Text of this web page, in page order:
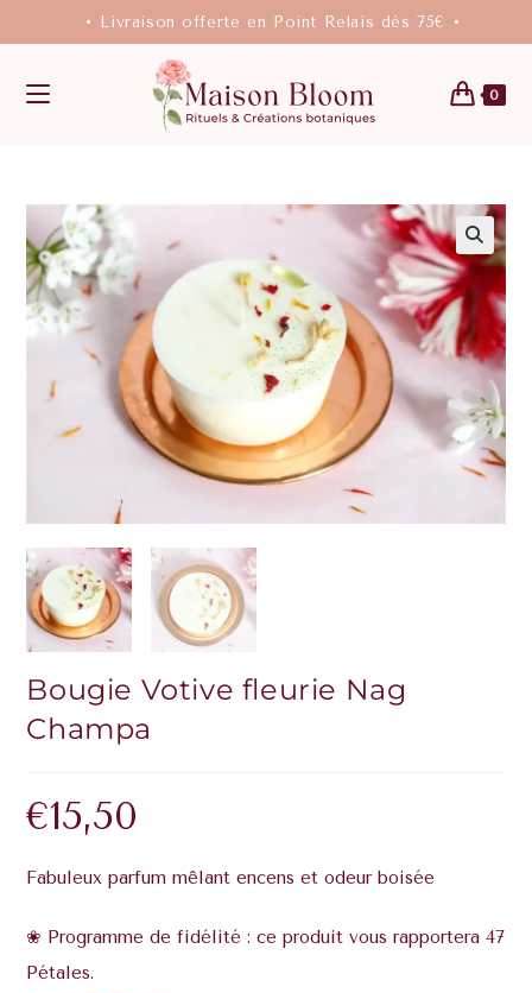
• Livraison offerte en Point Relais dès 75€ •
0
Bougie Votive fleurie Nag
Champa
€15,50
Fabuleux parfum mêlant encens et odeur boisée
❀ Programme de fidélité : ce produit vous rapportera 47
Pétales.